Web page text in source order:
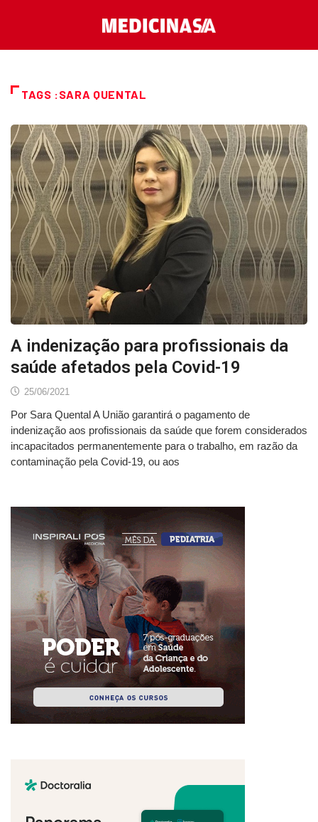
TAGS :SARA QUENTAL
A indenização para profissionais da
saúde afetados pela Covid-19
25/06/2021
Por Sara Quental A União garantirá o pagamento de
indenização aos profissionais da saúde que forem considerados
incapacitados permanentemente para o trabalho, em razão da
contaminação pela Covid-19, ou aos